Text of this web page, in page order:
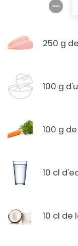
250 g
100 g
100 g
10 cl
10 cl de